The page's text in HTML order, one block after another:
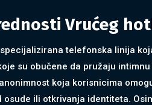
Vrućeg
telefonska linija
su obučene da pružaju
koja korisnicima
ili otkrivanja identiteta.